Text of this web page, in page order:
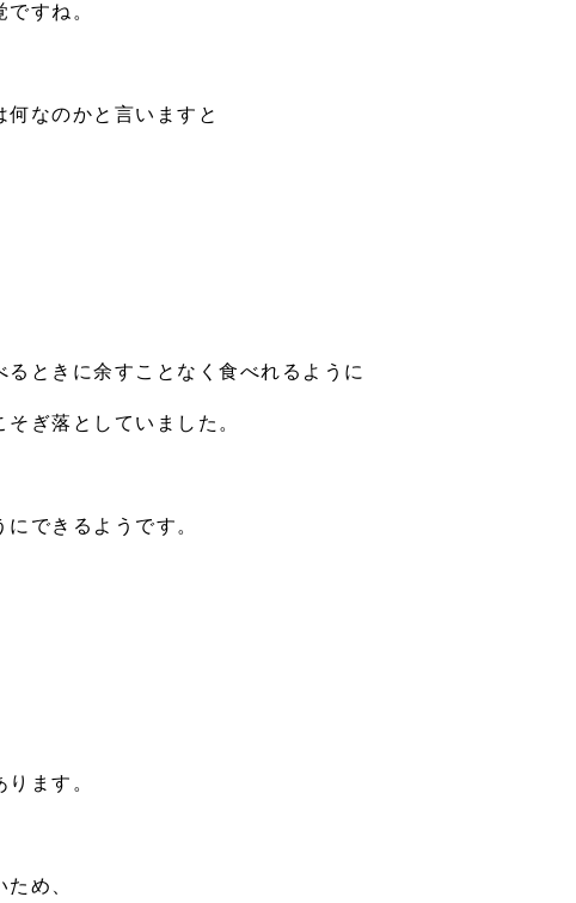
すね。
なのかと言いますと
ときに余すことなく食べれるように
ぎ落としていました。
できるようです。
ます。
め、